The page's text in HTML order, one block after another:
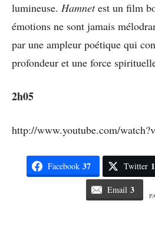
lumineuse. Hamnetest un film
émotions ne sont jamais
par une ampleur poétique qui
profondeur et une force
2h05
http://www.youtube.com/
Facebook 37 Twitter 1
Email 3